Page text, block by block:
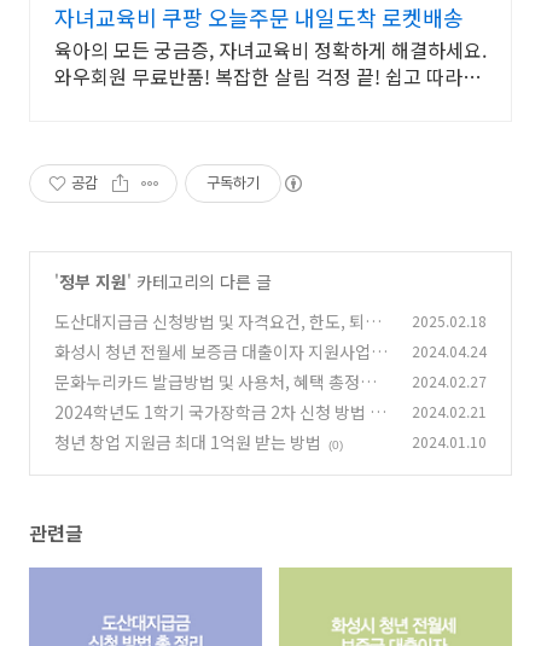
자녀교육비 쿠팡 오늘주문 내일도착 로켓배송
육아의 모든 궁금증, 자녀교육비 정확하게 해결하세요.
와우회원 무료반품! 복잡한 살림 걱정 끝! 쉽고 따라하
공감 구독하기
'정부 지원' 카테고리의 다른 글
도산대지급금 신청방법 및 자격요건, 한도, 퇴직
기준일 총정리 (내돈내가지켜) (0)
2025.02.18
화성시 청년 전월세 보증금 대출이자 지원사업
(0)
2024.04.24
문화누리카드 발급방법 및 사용처, 혜택 총정리
(0)
2024.02.27
2024학년도 1학기 국가장학금 2차 신청 방법 및
신청대상
(0)
2024.02.21
청년 창업 지원금 최대 1억원 받는 방법 (0) 2024.01.10
관련글